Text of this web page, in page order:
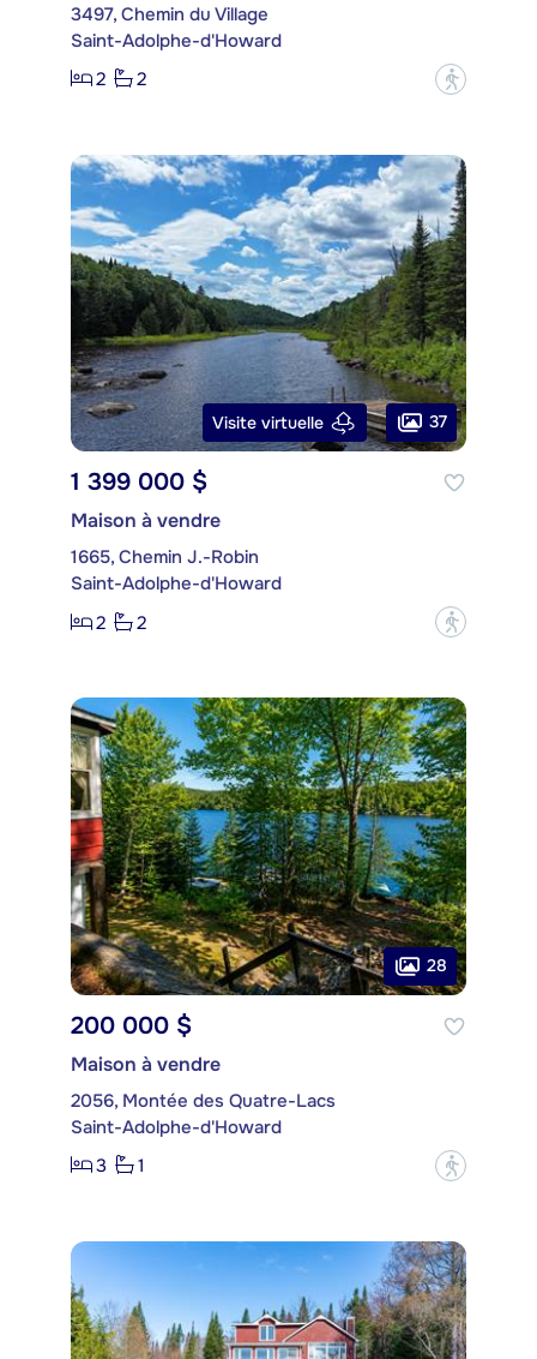
3497, Chemin du Village
Saint-Adolphe-d'Howard
2
2 ?
Visite virtuelle 37
1 399 000 $
Maison à vendre
1665, Chemin J.-Robin
Saint-Adolphe-d'Howard
2
2 ?
28
200 000 $
Maison à vendre
2056, Montée des Quatre-Lacs
Saint-Adolphe-d'Howard
3
1 ?